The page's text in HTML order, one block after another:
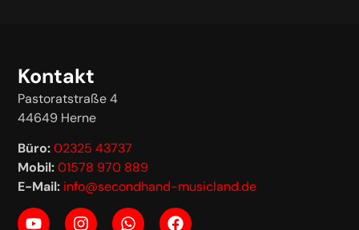
Kontakt
Pastoratstraße 4
44649 Herne
Büro: 02325 43737
Mobil: 01578 970 889
E-Mail: info@secondhand-musicland.de